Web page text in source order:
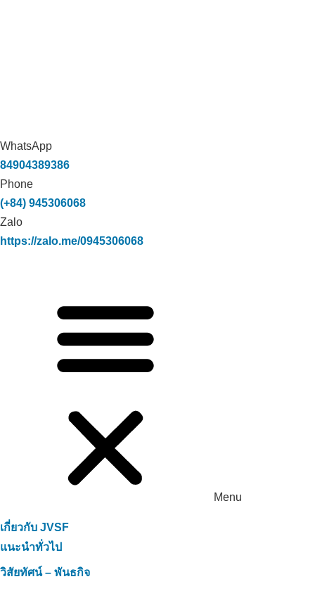
WhatsApp
84904389386
Phone
(+84) 945306068
Zalo
https://zalo.me/0945306068
Menu
เกี่ยวกับ JVSF
แนะนำทั่วไป
วิสัยทัศน์ – พันธกิจ